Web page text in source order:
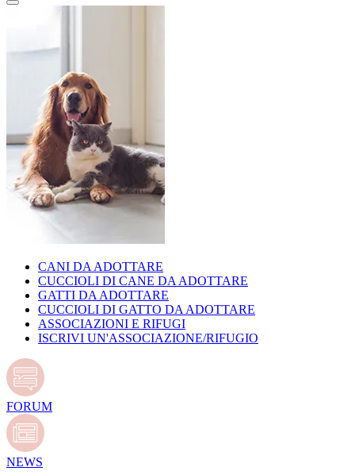
CANI DA ADOTTARE
CUCCIOLI DI CANE DA ADOTTARE
GATTI DA ADOTTARE
CUCCIOLI DI GATTO DA ADOTTARE
ASSOCIAZIONI E RIFUGI
ISCRIVI UN'ASSOCIAZIONE/RIFUGIO
FORUM
NEWS